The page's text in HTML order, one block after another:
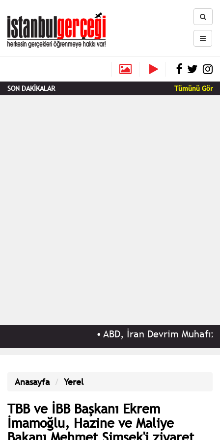
SON DAKİKALAR Tümünü Gör
ABD, İran Devrim
Anasayfa Yerel
TBB ve İBB Başkanı Ekrem
İmamoğlu, Hazine ve Maliye